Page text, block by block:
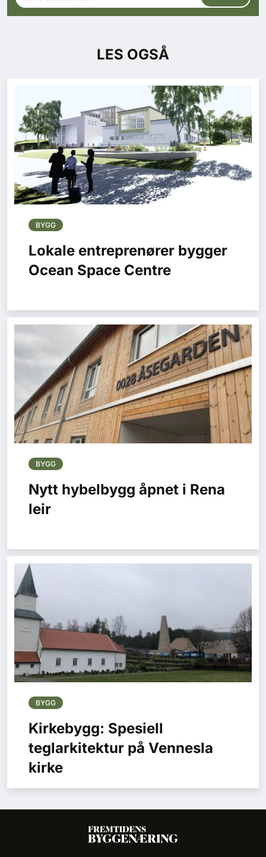
LES OGSÅ
BYGG
Lokale entreprenører bygger
Ocean Space Centre
BYGG
Nytt hybelbygg åpnet i Rena
leir
BYGG
Kirkebygg: Spesiell
teglarkitektur på Vennesla
kirke